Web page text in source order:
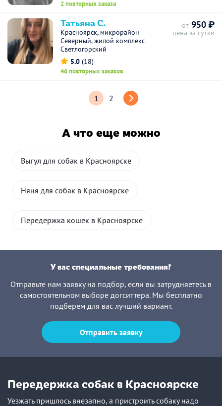
2 повторных заказа
Татьяна С.
Красноярск, микрорайон
Северный, жилой комплекс
Светлогорский
5.0 (18)
46 повторных заказов
от 950 ₽
цена за сутки
1 2
А что еще можно
Выгул для собак в Красноярске
Няня для собак в Красноярске
Передержка кошек в Красноярске
У вас специальные требования?
Отправьте нам заявку на подбор, если вы затрудняетесь в
самостоятельном выборе догситтера. Мы бесплатно
подберем для вас лучший вариант.
Отправить заявку
Передержка собак в Красноярске
Уезжать пришлось внезапно, а пристроить собаку надо